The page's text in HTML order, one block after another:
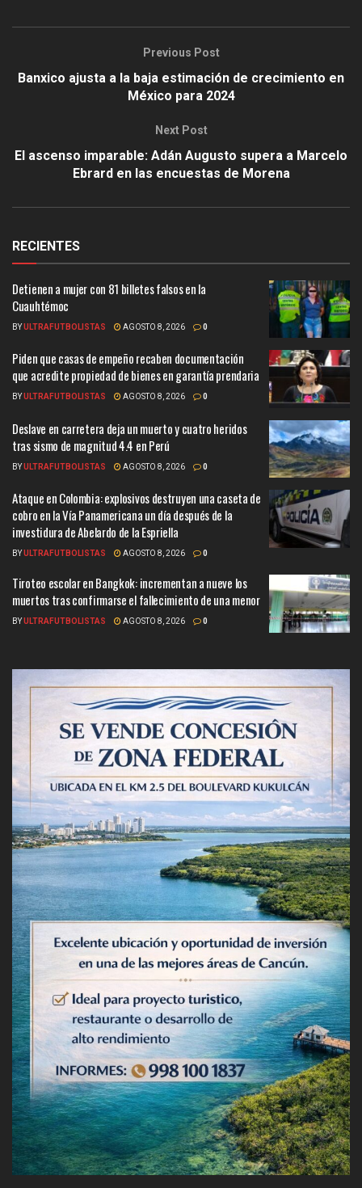
Previous Post
Banxico ajusta a la baja estimación de crecimiento en
México para 2024
Next Post
El ascenso imparable: Adán Augusto supera a Marcelo
Ebrard en las encuestas de Morena
RECIENTES
Detienen a mujer con 81 billetes falsos en la
Cuauhtémoc
BYULTRAFUTBOLISTAS AGOSTO 8, 2026 0
Piden que casas de empeño recaben documentación
que acredite propiedad de bienes en garantía prendaria
BYULTRAFUTBOLISTAS AGOSTO 8, 2026 0
Deslave en carretera deja un muerto y cuatro heridos
tras sismo de magnitud 4.4 en Perú
BYULTRAFUTBOLISTAS AGOSTO 8, 2026 0
Ataque en Colombia: explosivos destruyen una caseta de
cobro en la Vía Panamericana un día después de la
investidura de Abelardo de la Espriella
BYULTRAFUTBOLISTAS AGOSTO 8, 2026 0
Tiroteo escolar en Bangkok: incrementan a nueve los
muertos tras confirmarse el fallecimiento de una menor
BYULTRAFUTBOLISTAS AGOSTO 8, 2026 0